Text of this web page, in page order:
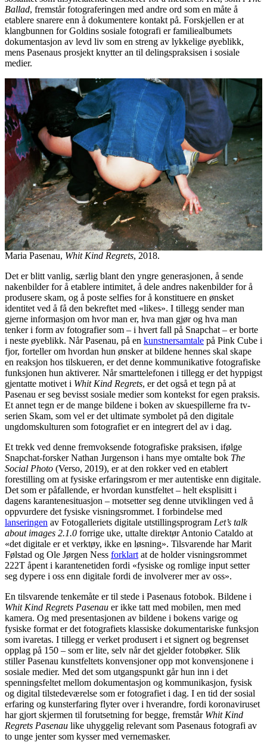
Ballad, fremstår fotograferingen med andre ord som en måte å
etablere snarere enn å dokumentere kontakt på. Forskjellen er at
klangbunnen for Goldins sosiale fotografi er familiealbumets
dokumentasjon av levd liv som en streng av lykkelige øyeblikk,
mens Pasenaus prosjekt knytter an til delingspraksisen i sosiale
medier.
Maria Pasenau, Whit Kind Regrets, 2018.
Det er blitt vanlig, særlig blant den yngre generasjonen, å sende
nakenbilder for å etablere intimitet, å dele andres nakenbilder for å
produsere skam, og å poste selfies for å konstituere en ønsket
identitet ved å få den bekreftet med «likes». I tillegg sender man
gjerne informasjon om hvor man er, hva man gjør og hva man
tenker i form av fotografier som – i hvert fall på Snapchat – er borte
i neste øyeblikk. Når Pasenau, på en kunstnersamtale på Pink Cube i
fjor, forteller om hvordan hun ønsker at bildene hennes skal skape
en reaksjon hos tilskueren, er det denne kommunikative fotografiske
funksjonen hun aktiverer. Når smarttelefonen i tillegg er det hyppigst
gjentatte motivet i Whit Kind Regrets, er det også et tegn på at
Pasenau er seg bevisst sosiale medier som kontekst for egen praksis.
Et annet tegn er de mange bildene i boken av skuespillerne fra tv-
serien Skam, som vel er det ultimate symbolet på den digitale
ungdomskulturen som fotografiet er en integrert del av i dag.
Et trekk ved denne fremvoksende fotografiske praksisen, ifølge
Snapchat-forsker Nathan Jurgenson i hans mye omtalte bok The
Social Photo (Verso, 2019), er at den rokker ved en etablert
forestilling om at fysiske erfaringsrom er mer autentiske enn digitale.
Det som er påfallende, er hvordan kunstfeltet – helt eksplisitt i
dagens karantenesituasjon – motsetter seg denne utviklingen ved å
oppvurdere det fysiske visningsrommet. I forbindelse med
lanseringen av Fotogalleriets digitale utstillingsprogram Let’s talk
about images 2.1.0 forrige uke, uttalte direktør Antonio Cataldo at
«det digitale er et verktøy, ikke en løsning». Tilsvarende har Marit
Følstad og Ole Jørgen Ness forklart at de holder visningsrommet
222T åpent i karantenetiden fordi «fysiske og romlige input setter
seg dypere i oss enn digitale fordi de involverer mer av oss».
En tilsvarende tenkemåte er til stede i Pasenaus fotobok. Bildene i
Whit Kind Regrets Pasenau er ikke tatt med mobilen, men med
kamera. Og med presentasjonen av bildene i bokens varige og
fysiske format er det fotografiets klassiske dokumentariske funksjon
som ivaretas. I tillegg er verket produsert i et signert og begrenset
opplag på 150 – som er lite, selv når det gjelder fotobøker. Slik
stiller Pasenau kunstfeltets konvensjoner opp mot konvensjonene i
sosiale medier. Med det som utgangspunkt går hun inn i det
spenningsfeltet mellom dokumentasjon og kommunikasjon, fysisk
og digital tilstedeværelse som er fotografiet i dag. I en tid der sosial
erfaring og kunsterfaring flyter over i hverandre, fordi koronaviruset
har gjort skjermen til forutsetning for begge, fremstår Whit Kind
Regrets Pasenau like uhyggelig relevant som Pasenaus fotografi av
to unge jenter som kysser med vernemasker.